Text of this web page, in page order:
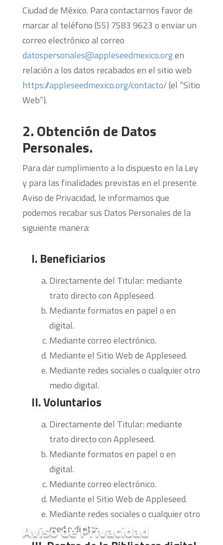
Aviso de Privacidad
Ciudad de México. Para contactarnos favor de
marcar al teléfono (55) 7583 9623 o enviar un
correo electrónico al correo
datospersonales@appleseedmexico.orgen
relación a los datos recabados en el sitio web
https://appleseedmexico.org/contacto/(el “Sitio
Web”).
2. Obtención de Datos
Personales.
Para dar cumplimiento a lo dispuesto en la Ley
y para las finalidades previstas en el presente
Aviso de Privacidad, le informamos que
podemos recabar sus Datos Personales de la
siguiente manera:
I. Beneficiarios
Directamente del Titular: mediante
trato directo con Appleseed.
Mediante formatos en papel o en
digital.
Mediante correo electrónico.
Mediante el Sitio Web de Appleseed.
Mediante redes sociales o cualquier otro
medio digital.
II. Voluntarios
Directamente del Titular: mediante
trato directo con Appleseed.
Mediante formatos en papel o en
digital.
Mediante correo electrónico.
Mediante el Sitio Web de Appleseed.
Mediante redes sociales o cualquier otro
medio digital.